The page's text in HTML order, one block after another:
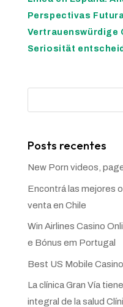
Perspectivas
Vertrauenswürdige
Seriosität
Posts recentes
New Porn videos,
Encontrá las mejores
venta en Chile
Win Airlines Casino
e Bónus em Portugal
Best US Mobile
La clínica Gran Vía
integral de la salud